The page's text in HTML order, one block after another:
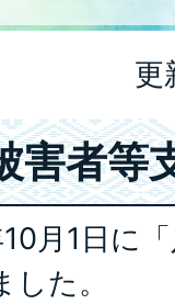
更
害者等
月1日に
た。